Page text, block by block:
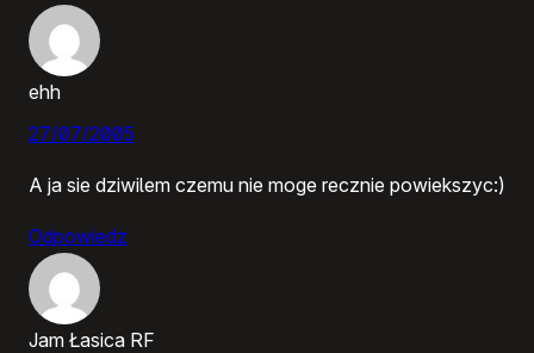
ehh
27/07/2005
A ja sie dziwilem czemu nie moge recznie powiekszyc:)
Odpowiedz
Jam Łasica RF